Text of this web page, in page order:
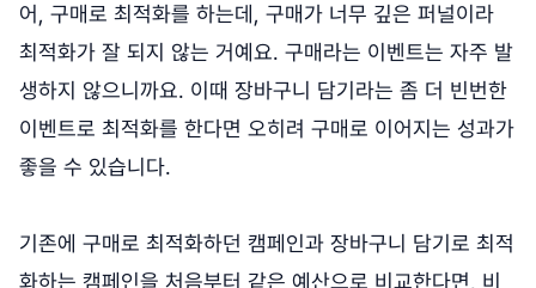
어, 구매로 최적화를 하는데, 구매가 너무 깊은 퍼널이라
최적화가 잘 되지 않는 거예요. 구매라는 이벤트는 자주 발
생하지 않으니까요. 이때 장바구니 담기라는 좀 더 빈번한
이벤트로 최적화를 한다면 오히려 구매로 이어지는 성과가
좋을 수 있습니다.
기존에 구매로 최적화하던 캠페인과 장바구니 담기로 최적
화하는 캠페인을 처음부터 같은 예산으로 비교한다면, 비